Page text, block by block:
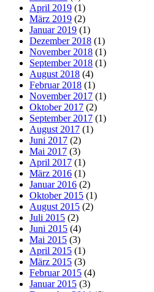
April 2019 (1)
März 2019 (2)
Januar 2019 (1)
Dezember 2018 (1)
November 2018 (1)
September 2018 (1)
August 2018 (4)
Februar 2018 (1)
November 2017 (1)
Oktober 2017 (2)
September 2017 (1)
August 2017 (1)
Juni 2017 (2)
Mai 2017 (3)
April 2017 (1)
März 2016 (1)
Januar 2016 (2)
Oktober 2015 (1)
August 2015 (2)
Juli 2015 (2)
Juni 2015 (4)
Mai 2015 (3)
April 2015 (1)
März 2015 (3)
Februar 2015 (4)
Januar 2015 (3)